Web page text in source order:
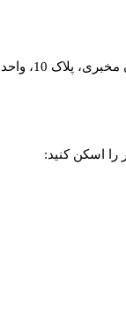
پلاک 10، واحد 6